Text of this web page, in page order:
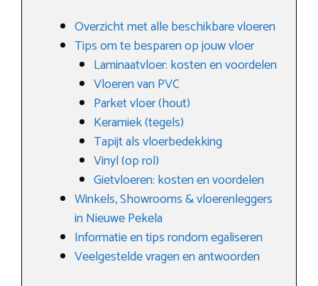
Overzicht met alle beschikbare vloeren
Tips om te besparen op jouw vloer
Laminaatvloer: kosten en voordelen
Vloeren van PVC
Parket vloer (hout)
Keramiek (tegels)
Tapijt als vloerbedekking
Vinyl (op rol)
Gietvloeren: kosten en voordelen
Winkels, Showrooms & vloerenleggers
in Nieuwe Pekela
Informatie en tips rondom egaliseren
Veelgestelde vragen en antwoorden